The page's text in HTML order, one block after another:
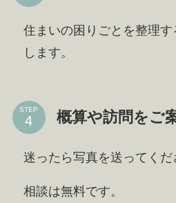
住まいの困りごとを整理
します。
STEP 概算や訪問をご
迷ったら写真を送ってくだ
相談は無料です。